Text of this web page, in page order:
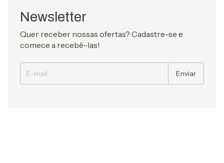
Newsletter
Quer receber nossas ofertas? Cadastre-se e
comece a recebê-las!